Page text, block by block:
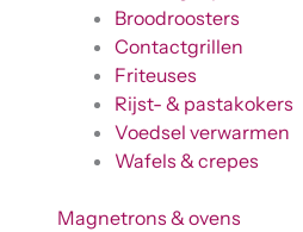
Broodroosters
Contactgrillen
Friteuses
Rijst- & pastakokers
Voedsel verwarmen
Wafels & crepes
Magnetrons & ovens